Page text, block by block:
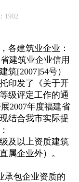
1902
各建筑业企业：
建筑业企业信用
筑[2007]54号）
印发了《关于开
级评定工作的通
2007年度福建省
结合我市实际提
及以上资质建筑
属企业外）。
承包企业资质的